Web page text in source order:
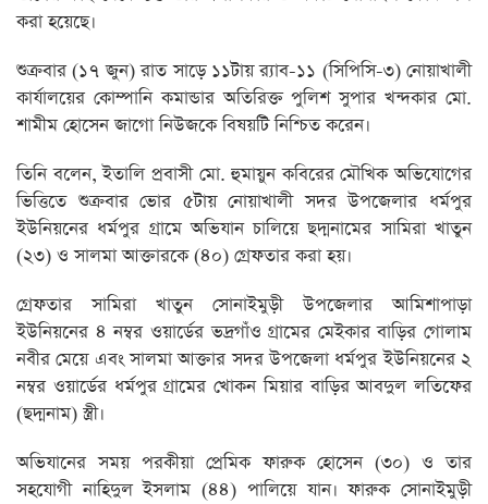
করা হয়েছে।
শুক্রবার (১৭ জুন) রাত সাড়ে ১১টায় র‌্যাব-১১ (সিপিসি-৩) নোয়াখালী
কার্যালয়ের কোম্পানি কমান্ডার অতিরিক্ত পুলিশ সুপার খন্দকার মো.
শামীম হোসেন জাগো নিউজকে বিষয়টি নিশ্চিত করেন।
তিনি বলেন, ইতালি প্রবাসী মো. হুমায়ুন কবিরের মৌখিক অভিযোগের
ভিত্তিতে শুক্রবার ভোর ৫টায় নোয়াখালী সদর উপজেলার ধর্মপুর
ইউনিয়নের ধর্মপুর গ্রামে অভিযান চালিয়ে ছদ্মনামের সামিরা খাতুন
(২৩) ও সালমা আক্তারকে (৪০) গ্রেফতার করা হয়।
গ্রেফতার সামিরা খাতুন সোনাইমুড়ী উপজেলার আমিশাপাড়া
ইউনিয়নের ৪ নম্বর ওয়ার্ডের ভদ্রগাঁও গ্রামের মেইকার বাড়ির গোলাম
নবীর মেয়ে এবং সালমা আক্তার সদর উপজেলা ধর্মপুর ইউনিয়নের ২
নম্বর ওয়ার্ডের ধর্মপুর গ্রামের খোকন মিয়ার বাড়ির আবদুল লতিফের
(ছদ্মনাম) স্ত্রী।
অভিযানের সময় পরকীয়া প্রেমিক ফারুক হোসেন (৩০) ও তার
সহযোগী নাহিদুল ইসলাম (৪৪) পালিয়ে যান। ফারুক সোনাইমুড়ী